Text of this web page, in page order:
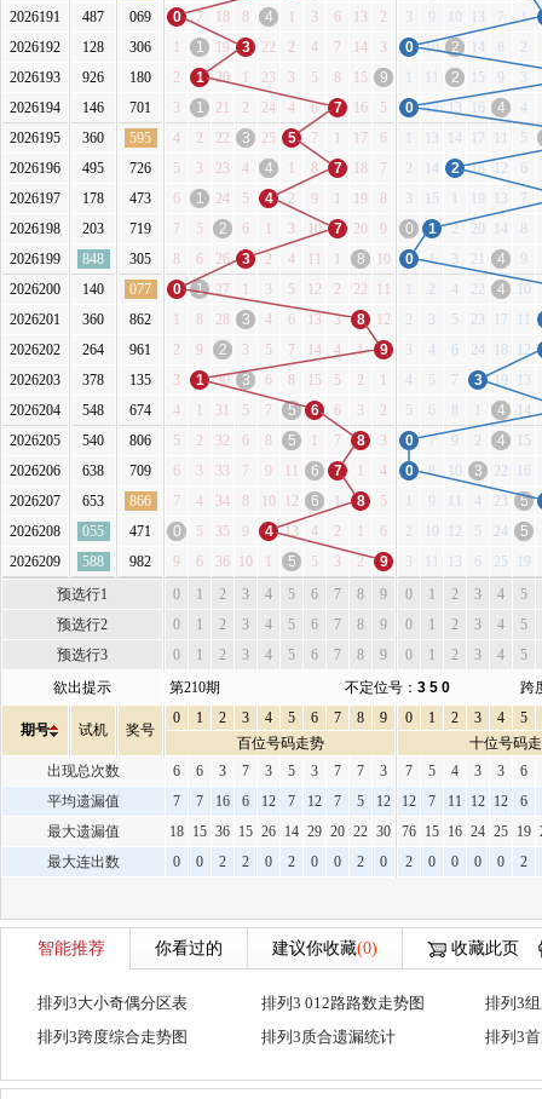
2026191
487 069 0 7 18 8 4 1 3 6 13 2 3 9 10 13 7
1
2026192
128 306 1 1 19 3 22 2 4 7 14 3 0 10 2 14 8
2
2026193
926 180 2 1 20 1 23 3 5 8 15 9 2 15 9
3
2026194
146 701 3 1 21 2 24 4 6 7 16 5 0 12 13 16 4
4
2026195
360 595 4 2 22 3 25 5 7 1 17 6 13 14 17
5
2026196
495 726 5 3 23 4 4 1 8 7 18 7 2 14 2 18 12
6
2026197
178 473 6 1 24 5 4 2 9 1 19 8 3 15 19 13
7
2026198
203 719 7 5 2 6 1 3 10 7 20 9 0 1 2 20 14
8
2026199
848 305 8 6 26 3 2 4 11 1 8 10 0 1 3 21 4
9
2026200
140 077 0 1 27 1 3 5 12 2 22 11 2 4 22 4
10
2026201
360 862 1 8 28 3 4 6 13 3 8 12 2 3 5 23 17
2026202
264 961 2 9 2 3 5 7 14 4 1 9 3 4 6 24 18
12
2026203
378 135 3 1 30 3 6 8 15 5 2 1 4 5 7 3 19
13
2026204
548 674 4 1 31 5 7 5 6 6 3 2 5 6 8 4
14
2026205
540 806 5 2 32 6 8 5 1 7 8 3 0 7 9 2 4
15
2026206
638 709 6 3 33 7 9 11 6 7 1 4 0 8 10 3 22
16
2026207
653 866 7 4 34 8 10 12 6 1 8 5 9 4 23
5
2026208
055 471 0 5 35 9 4 13 4 2 1 6 2 10 12 5 24
5
2026209
588 982 9 6 36 10 1 5 5 3 2 9 3 13 6 25
19
预选行1
0 1 2 3 4 5 6 7 8 9 0 1 2 3 4
5
预选行2
0 1 2 3 4 5 6 7 8 9 0 1 2 3 4
5
预选行3
0 1 2 3 4 5 6 7 8 9 0 1 2 3 4
5
欲出提示
第210期 不定位号： 3 5 0 跨
期号 试机 奖号
0 1 2 3 4 5 6 7 8 9 0 1 2 3 4
5
百位号码走势
十位号码
出现总次数
6 6 3 7 3 5 3 7 7 3 7 5 4 3 3
6
平均遗漏值
7 7 16 6 12 7 12 7 5 12 12 7 11 12 12
6
最大遗漏值
18 15 36 15 26 14 29 20 22 30 76 15 16 24 25 19
最大连出数
0 0 2 2 0 2 0 0 2 0 2 0 0 0 0 2
智能推荐 你看过的 建议你收藏(0) 收藏此页
排列3大小奇偶分区表 排列3 012路路数走势图
排列3
排列3跨度综合走势图
排列3质合遗漏统计 排列3